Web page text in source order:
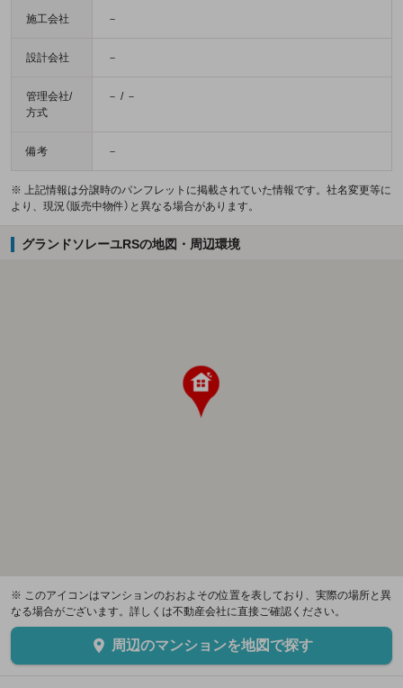
施工会社 －
設計会社 －
管理会社/
方式
－ / －
備考 －
※ 上記情報は分譲時のパンフレットに掲載されていた情報です。社名変更等に
より、現況（販売中物件）と異なる場合があります。
グランドソレーユRSの地図・周辺環境
※ このアイコンはマンションのおおよその位置を表しており、実際の場所と異
なる場合がございます。詳しくは不動産会社に直接ご確認ください。
周辺のマンションを地図で探す